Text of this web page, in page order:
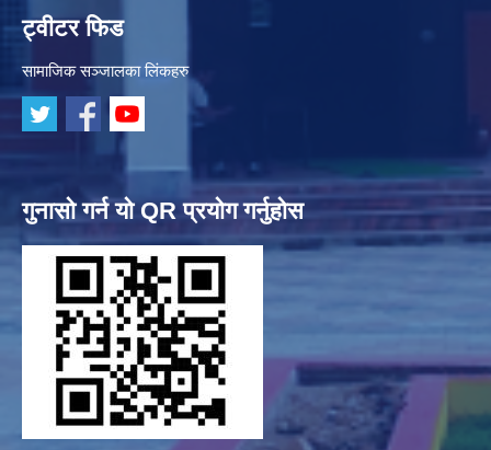
ट्वीटर फिड
सामाजिक सञ्जालका लिंकहरु
गुनासो गर्न यो QR प्रयोग गर्नुहोस